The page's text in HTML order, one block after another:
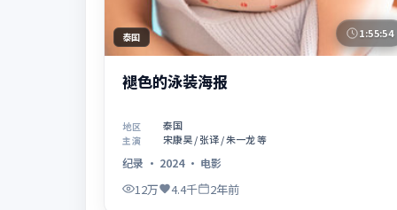
泰国 1:55:54
褪色的泳装海报
地区 泰国
主演 宋康昊 / 张译 / 朱一龙 等
纪录 · 2024· 电影
12万 4.4千 2年前